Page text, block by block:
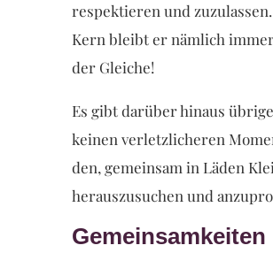
respektieren und
Kern bleibt er nämlich
der Gleiche!
Es gibt darüber hinaus
keinen verletzlicheren
den, gemeinsam in Läden
herauszusuchen und
Gemeinsamkeiten